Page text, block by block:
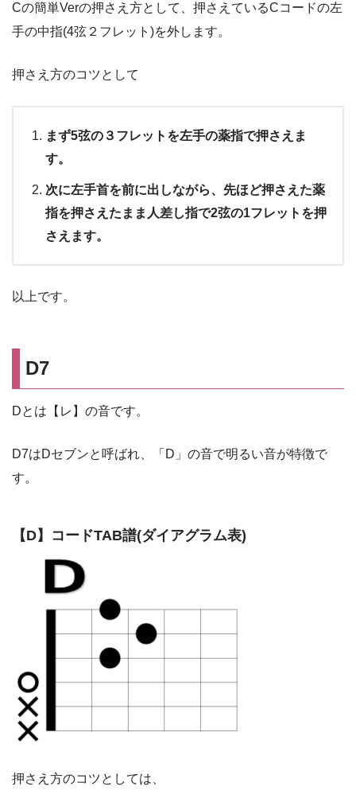
Cの簡単Verの押さえ方として、押さえているCコードの左
手の中指(4弦２フレット)を外します。
押さえ方のコツとして
まず5弦の３フレットを左手の薬指で押さえま
す。
次に左手首を前に出しながら、先ほど押さえた薬
指を押さえたまま人差し指で2弦の1フレットを押
さえます。
以上です。
D7
Dとは【レ】の音です。
D7はDセブンと呼ばれ、「D」の音で明るい音が特徴で
す。
【D】コードTAB譜(ダイアグラム表)
押さえ方のコツとしては、